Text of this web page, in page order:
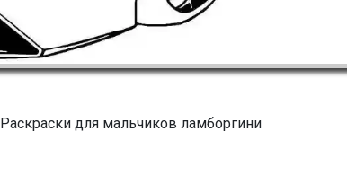
Раскраски для мальчиков ламборгини